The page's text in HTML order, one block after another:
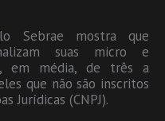
Sebrae mostra que
suas micro e
em média, de três a
que não são inscritos
Jurídicas (CNPJ).